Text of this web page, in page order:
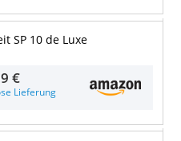
SP 10 de Luxe
€
Lieferung